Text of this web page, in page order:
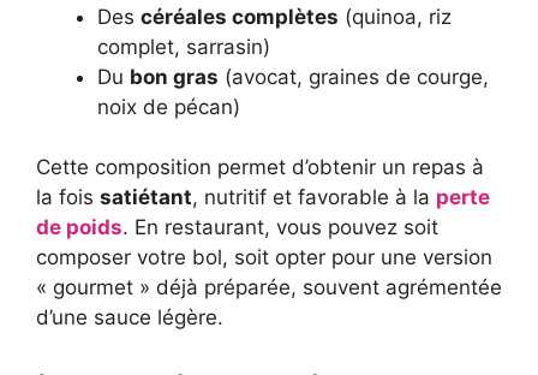
Des céréales complètes (quinoa, riz
complet, sarrasin)
Du bon gras (avocat, graines de courge,
noix de pécan)
Cette composition permet d’obtenir un repas à
la fois satiétant, nutritif et favorable à la perte
de poids. En restaurant, vous pouvez soit
composer votre bol, soit opter pour une version
« gourmet » déjà préparée, souvent agrémentée
d’une sauce légère.